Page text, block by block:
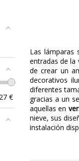
Las lámparas
entradas de la
de crear un
decorativos
diferentes
gracias a un
aquellas en
nieve, sus
instalación
€